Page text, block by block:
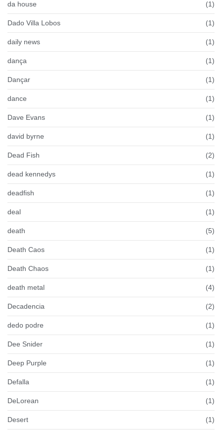
da house (1)
Dado Villa Lobos (1)
daily news (1)
dança (1)
Dançar (1)
dance (1)
Dave Evans (1)
david byrne (1)
Dead Fish (2)
dead kennedys (1)
deadfish (1)
deal (1)
death (5)
Death Caos (1)
Death Chaos (1)
death metal (4)
Decadencia (2)
dedo podre (1)
Dee Snider (1)
Deep Purple (1)
Defalla (1)
DeLorean (1)
Desert (1)